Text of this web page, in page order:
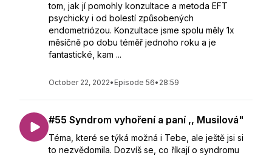
tom, jak jí pomohly konzultace a metoda EFT
psychicky i od bolestí způsobených
endometriózou. Konzultace jsme spolu měly 1x
měsíčně po dobu téměř jednoho roku a je
fantastické, kam ...
October 22, 2022• Episode 56• 28:59
#55 Syndrom vyhoření a paní ,, Musilová"
Téma, které se týká možná i Tebe, ale ještě jsi si
to nezvědomila. Dozvíš se, co říkají o syndromu